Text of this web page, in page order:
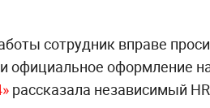
сотрудник вправе
официальное оформление
рассказала независимый